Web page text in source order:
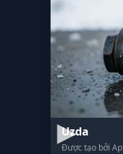
Uzda
Được tạo bởi